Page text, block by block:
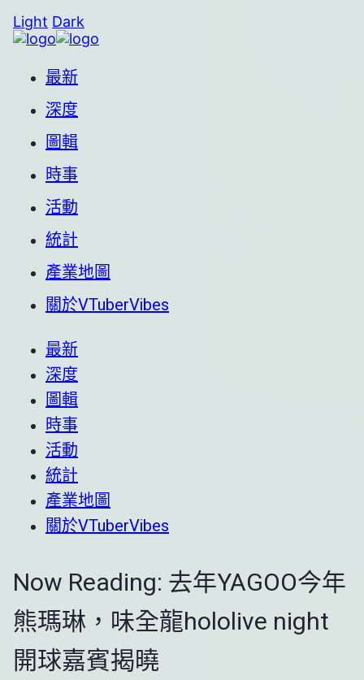
Light Dark
最新
深度
圖輯
時事
活動
統計
產業地圖
關於VTuberVibes
最新
深度
圖輯
時事
活動
統計
產業地圖
關於VTuberVibes
Now Reading: 去年YAGOO今年
熊瑪琳，味全龍hololive night
開球嘉賓揭曉